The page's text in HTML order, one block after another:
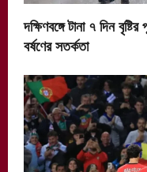
দক্ষিণবঙ্গে টানা ৭ দিন
বর্ষণের সতর্কতা